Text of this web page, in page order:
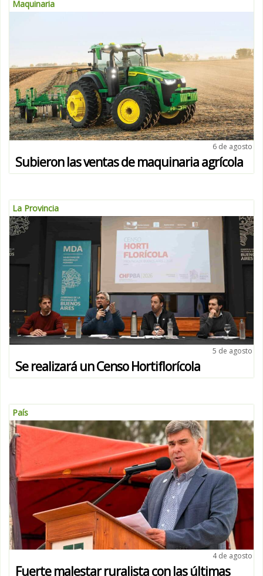
Maquinaria
6 de agosto
Subieron las ventas de maquinaria agrícola
La Provincia
5 de agosto
Se realizará un Censo Hortiflorícola
País
4 de agosto
Fuerte malestar ruralista con las últimas